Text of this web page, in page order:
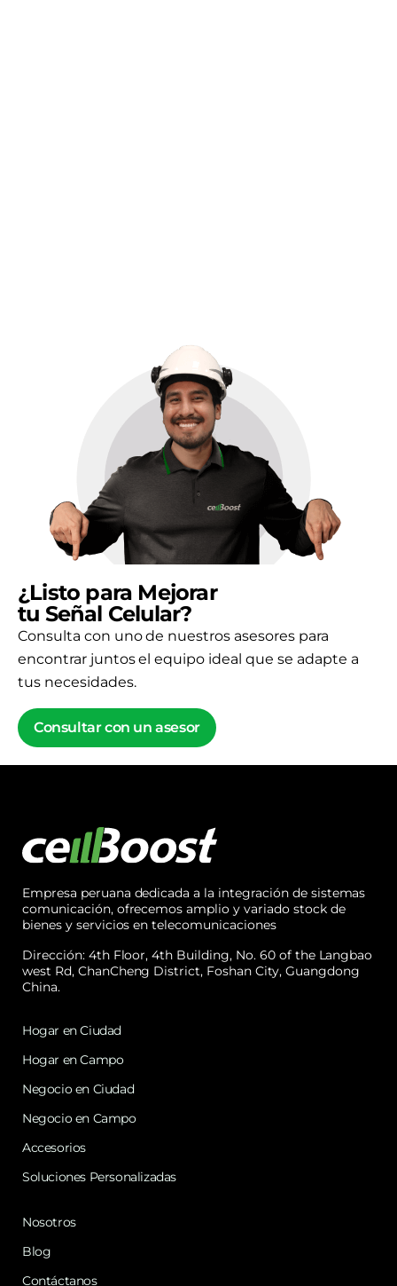
¿Listo para Mejorar
tu Señal Celular?
Consulta con uno de nuestros asesores para
encontrar juntos el equipo ideal que se adapte a
tus necesidades.
Consultar con un asesor
Empresa peruana dedicada a la integración de sistemas
comunicación, ofrecemos amplio y variado stock de
bienes y servicios en telecomunicaciones
Dirección: 4th Floor, 4th Building, No. 60 of the Langbao
west Rd, ChanCheng District, Foshan City, Guangdong
China.
Hogar en Ciudad
Hogar en Campo
Negocio en Ciudad
Negocio en Campo
Accesorios
Soluciones Personalizadas
Nosotros
Blog
Contáctanos